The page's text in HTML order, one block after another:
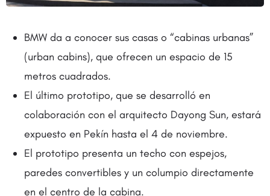
BMW da a conocer sus casas o “cabinas urbanas”
(urban cabins), que ofrecen un espacio de 15
metros cuadrados.
El último prototipo, que se desarrolló en
colaboración con el arquitecto Dayong Sun, estará
expuesto en Pekín hasta el 4 de noviembre.
El prototipo presenta un techo con espejos,
paredes convertibles y un columpio directamente
en el centro de la cabina.